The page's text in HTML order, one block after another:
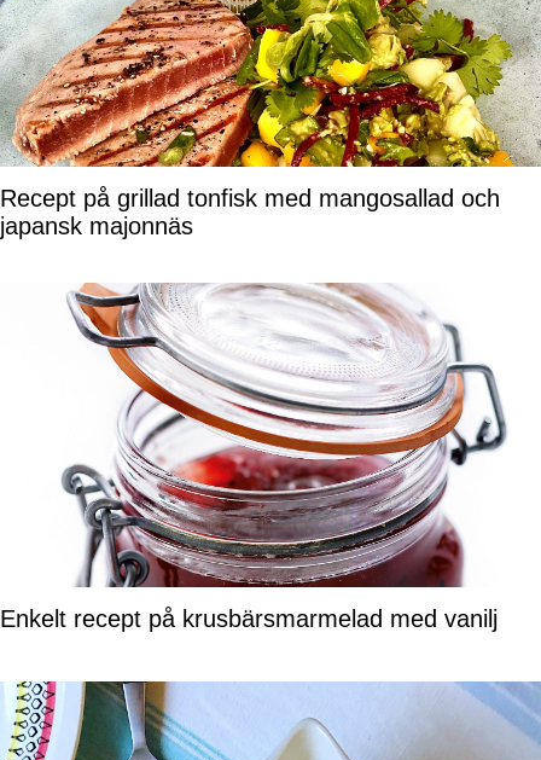
Recept på grillad tonfisk med mangosallad och
japansk majonnäs
Enkelt recept på krusbärsmarmelad med vanilj